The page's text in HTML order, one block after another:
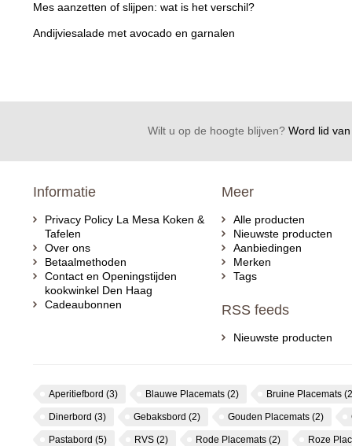
Mes aanzetten of slijpen: wat is het verschil?
Andijviesalade met avocado en garnalen
Wilt u op de hoogte blijven?Word lid van
Informatie
Privacy Policy La Mesa Koken &
Tafelen
Over ons
Betaalmethoden
Contact en Openingstijden
kookwinkel Den Haag
Cadeaubonnen
Meer
Alle producten
Nieuwste producten
Aanbiedingen
Merken
Tags
RSS feeds
Nieuwste producten
Aperitiefbord (3) Blauwe Placemats (2) Bruine Placemats
Dinerbord (3) Gebaksbord (2) Gouden Placemats (2)
Pastabord (5) RVS (2) Rode Placemats (2) Roze